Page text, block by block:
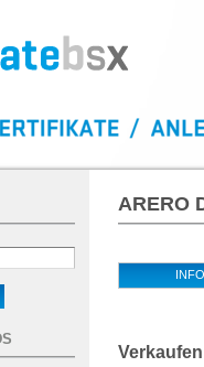
ARERO